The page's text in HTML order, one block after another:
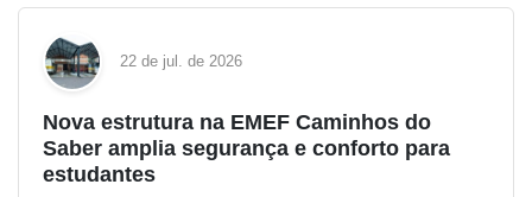
22 de jul. de 2026
Nova estrutura na EMEF Caminhos do
Saber amplia segurança e conforto para
estudantes